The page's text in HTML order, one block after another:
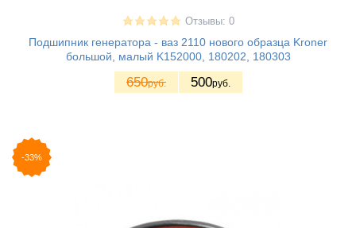
Отзывы: 0
Подшипник генератора - ваз 2110 нового образца Kroner
большой, малый K152000, 180202, 180303
650руб. 500руб.
-33%